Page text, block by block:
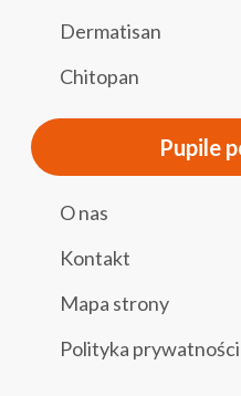
Dermatisan
Chitopan
Pupile
O nas
Kontakt
Mapa strony
Polityka prywatności